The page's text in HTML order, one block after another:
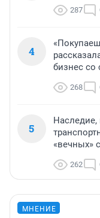
287
4
бизнес со
268
5
Наследие,
«вечных»
262
МНЕНИЕ